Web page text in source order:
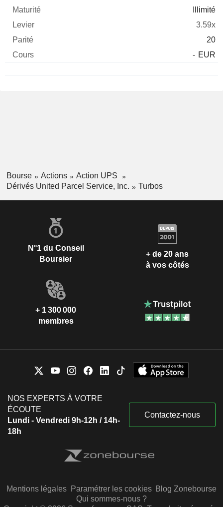
Illimité
3.59x
20
- EUR
Bourse Actions
Action UPS
Dérivés United Parcel Service, Inc.
Turbos
N°1 du Conseil
Boursier
+ de 20 ans
à vos côtés
+ 1 300 000
membres
NOS EXPERTS À VOTRE
ÉCOUTE
Lundi - Vendredi 9h-12h / 14h-
18h
Contactez-nous
Mentions légales Paramétrer les cookies Blog Zonebourse
Qui sommes-nous ?